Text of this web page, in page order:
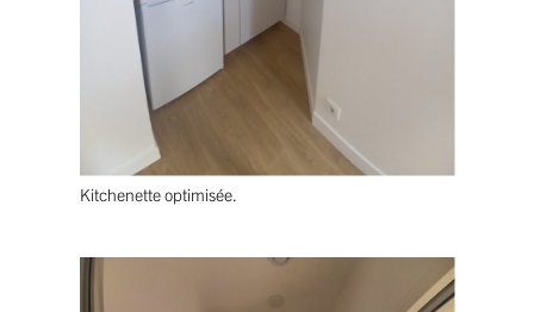
Kitchenette optimisée.